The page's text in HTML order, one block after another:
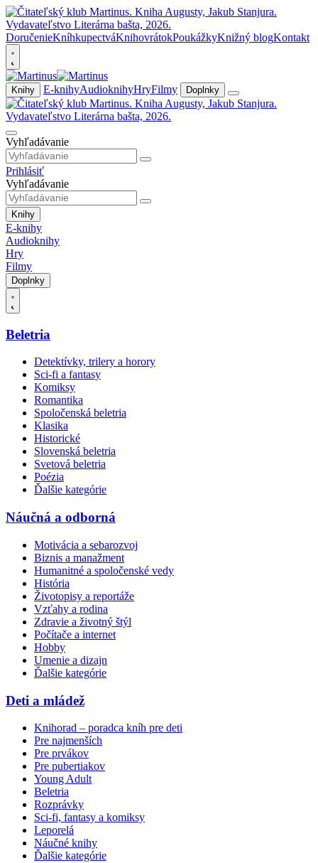
DoručenieKníhkupectváKnihovrátokPoukážkyKnižný blogKontakt
Knihy E-knihyAudioknihyHryFilmy Doplnky
Vyhľadávanie
Prihlásiť
Vyhľadávanie
Knihy
E-knihy
Audioknihy
Hry
Filmy
Doplnky
Beletria
Detektívky, trilery a horory
Sci-fi a fantasy
Komiksy
Romantika
Spoločenská beletria
Klasika
Historické
Slovenská beletria
Svetová beletria
Poézia
Ďalšie kategórie
Náučná a odborná
Motivácia a sebarozvoj
Biznis a manažment
Humanitné a spoločenské vedy
História
Životopisy a reportáže
Vzťahy a rodina
Zdravie a životný štýl
Počítače a internet
Hobby
Umenie a dizajn
Ďalšie kategórie
Deti a mládež
Knihorad – poradca kníh pre deti
Pre najmenších
Pre prvákov
Pre pubertiakov
Young Adult
Beletria
Rozprávky
Sci-fi, fantasy a komiksy
Leporelá
Náučné knihy
Ďalšie kategórie